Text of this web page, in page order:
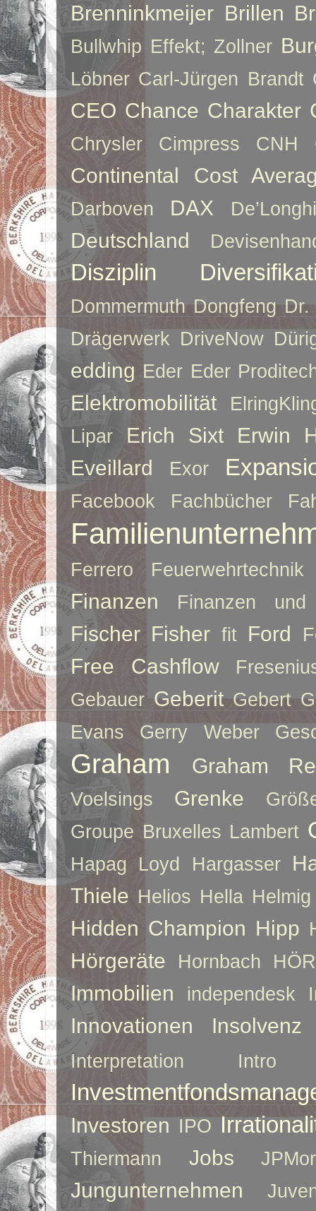
Brenninkmeijer Brillen
Bullwhip Effekt; Zollner
Löbner Carl-Jürgen Brandt
CEO Chance Charakter
Chrysler Cimpress CNH
Continental Cost
Darboven DAX De’Longhi
Deutschland
Disziplin
Dommermuth Dongfeng Dr.
Drägerwerk DriveNow
edding Eder Eder
Elektromobilität
Lipar
Erich Sixt
Erwin
Eveillard
Exor
Facebook Fachbücher
Ferrero Feuerwehrtechnik
Finanzen Finanzen und
Fischer Fisher fit Ford
Free Cashflow
Gebauer Geberit Gebert
Evans
Gerry Weber
Graham Graham
Voelsings Grenke
Groupe Bruxelles Lambert
Hapag Loyd Hargasser
Thiele Helios Hella Helmig
Hidden Champion Hipp
Hörgeräte Hornbach
Immobilien independesk
Innovationen Insolvenz
Interpretation Intro
Investoren IPO
Thiermann Jobs
Jungunternehmen